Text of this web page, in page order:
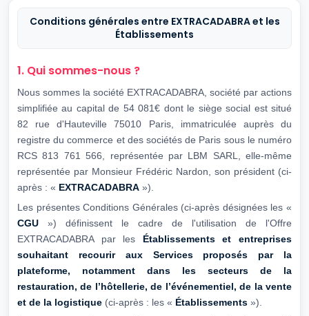
Conditions générales entre EXTRACADABRA et les
Établissements
1. Qui sommes-nous ?
Nous sommes la société EXTRACADABRA, société par actions
simplifiée au capital de 54 081€ dont le siège social est situé
82 rue d'Hauteville 75010 Paris, immatriculée auprès du
registre du commerce et des sociétés de Paris sous le numéro
RCS 813 761 566, représentée par LBM SARL, elle-même
représentée par Monsieur Frédéric Nardon, son président (ci-
après : « EXTRACADABRA »).
Les présentes Conditions Générales (ci-après désignées les «
CGU ») définissent le cadre de l'utilisation de l'Offre
EXTRACADABRA par les Établissements et entreprises
souhaitant recourir aux Services proposés par la
plateforme, notamment dans les
secteurs de la
restauration, de l’hôtellerie, de l’événementiel, de la vente
et de la logistique (ci-après : les « Établissements »).